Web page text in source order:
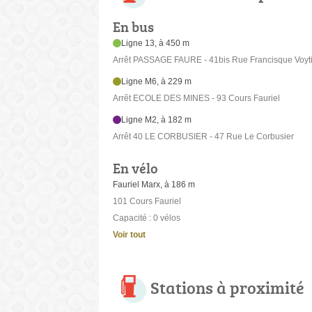
En bus
Ligne 13, à 450 m
Arrêt PASSAGE FAURE - 41bis Rue Francisque
Ligne M6, à 229 m
Arrêt ECOLE DES MINES - 93 Cours Fauriel
Ligne M2, à 182 m
Arrêt 40 LE CORBUSIER - 47 Rue Le Corbusier
En vélo
Fauriel Marx, à 186 m
101 Cours Fauriel
Capacité : 0 vélos
Voir tout
Stations à proximité